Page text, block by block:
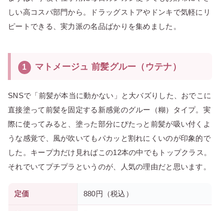
しい高コスパ部門から。ドラッグストアやドンキで気軽にリ
ピートできる、実力派の名品ばかりを集めました。
1 マトメージュ 前髪グルー（ウテナ）
SNSで「前髪が本当に動かない」と大バズりした、おでこに
直接塗って前髪を固定する新感覚のグルー（糊）タイプ。実
際に使ってみると、塗った部分にぴたっと前髪が吸い付くよ
うな感覚で、風が吹いてもパカッと割れにくいのが印象的で
した。キープ力だけ見ればこの12本の中でもトップクラス。
それでいてプチプラというのが、人気の理由だと思います。
定価 880円（税込）